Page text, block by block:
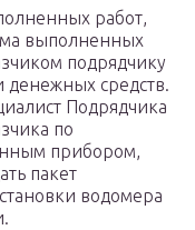
работ,
выполненных
подрядчику
денежных средств.
Подрядчика
по
прибором,
пакет
водомера